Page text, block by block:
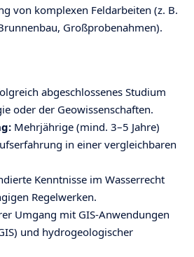
von komplexen Feldarbeiten (z. B.
Großprobenahmen).
abgeschlossenes Studium
oder der Geowissenschaften.
Mehrjährige (mind. 3–5 Jahre)
in einer vergleichbaren
Kenntnisse im Wasserrecht
Regelwerken.
Umgang mit GIS-Anwendungen
und hydrogeologischer